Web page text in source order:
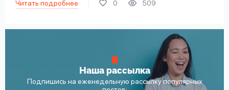
Читать подробнее 0 509
Наша рассылка
Подпишись на еженедельную рассылку популярных